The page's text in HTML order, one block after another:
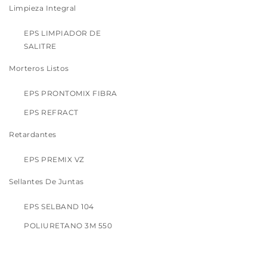
Limpieza Integral
EPS LIMPIADOR DE
SALITRE
Morteros Listos
EPS PRONTOMIX FIBRA
EPS REFRACT
Retardantes
EPS PREMIX VZ
Sellantes De Juntas
EPS SELBAND 104
POLIURETANO 3M 550